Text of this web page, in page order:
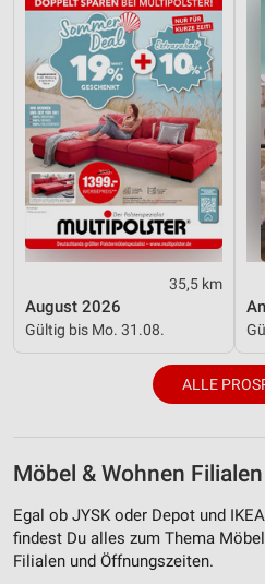
35,5 km
August 2026
Gültig bis Mo. 31.08.
ALLE
Möbel & Wohnen
Egal ob JYSK oder Depot und
findest Du alles zum Thema
Filialen und Öffnungszeiten.